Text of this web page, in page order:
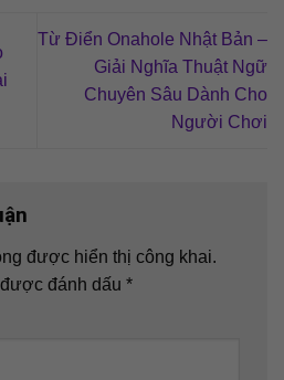
Từ Điển Onahole Nhật Bản –
Giải Nghĩa Thuật Ngữ
Chuyên Sâu Dành Cho
Người Chơi
được hiển thị công khai.
đánh dấu *